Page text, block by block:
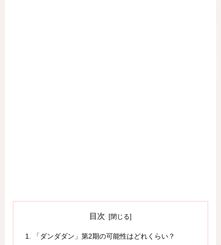
目次
「ダンダダン」第2期の可能性はどれくらい？